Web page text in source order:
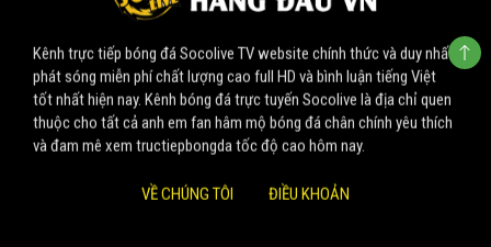
Kênh trực tiếp bóng đá Socolive TV website chính thức và duy nhất
phát sóng miễn phí chất lượng cao full HD và bình luận tiếng Việt
tốt nhất hiện nay. Kênh bóng đá trực tuyến Socolive là địa chỉ quen
thuộc cho tất cả anh em fan hâm mộ bóng đá chân chính yêu thích
và đam mê xem tructiepbongda tốc độ cao hôm nay.
VỀ CHÚNG TÔI ĐIỀU KHOẢN